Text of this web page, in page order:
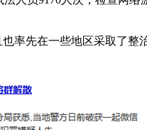
率先在一些地区采取了整